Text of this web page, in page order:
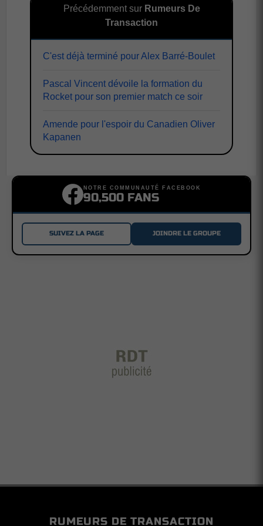
Précédemment sur Rumeurs De
Transaction
C'est déjà terminé pour Alex Barré-Boulet
Pascal Vincent dévoile la formation du
Rocket pour son premier match ce soir
Amende pour l'espoir du Canadien Oliver
Kapanen
NOTRE COMMUNAUTÉ FACEBOOK
90,500 FANS
SUIVEZ LA PAGE JOINDRE LE GROUPE
RUMEURS DE TRANSACTION